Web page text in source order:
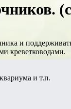
и
креветководами.
и т.п.